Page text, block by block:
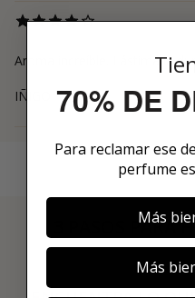
Aroma increíble. Lástima la
IÑIGO
3 PASOS PARA
70% DE
Para reclamar ese
perfume
Más
Más